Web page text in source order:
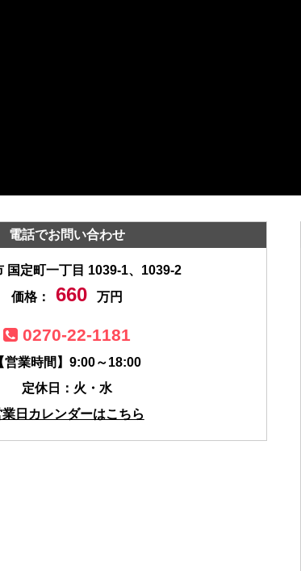
電話でお問い合わせ
国定町一丁目 1039-1、1039-2
価格：
660 万円
0270-22-1181
営業時間】9:00～18:00
定休日：火・水
日カレンダーはこちら